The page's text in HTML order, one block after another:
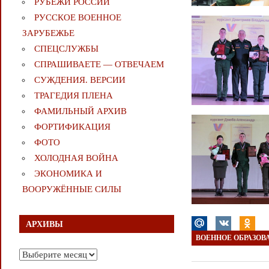
ВОЕННОЕ
РУССКОЕ ВОЕННОЕ
ЗАРУБЕЖЬЕ
СПЕЦСЛУЖБЫ
СПРАШИВАЕТЕ — ОТВЕЧАЕМ
СУЖДЕНИЯ. ВЕРСИИ
ТРАГЕДИЯ ПЛЕНА
ФАМИЛЬНЫЙ АРХИВ
ФОРТИФИКАЦИЯ
ФОТО
ХОЛОДНАЯ ВОЙНА
ЭКОНОМИКА И
ВООРУЖЁННЫЕ СИЛЫ
АРХИВЫ
Архивы